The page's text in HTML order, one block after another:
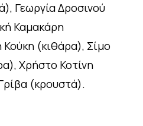
Γεωργία Δροσινού
Καμακάρη
(κιθάρα), Σίμο
Χρήστο Κοτίνη
(κρουστά).